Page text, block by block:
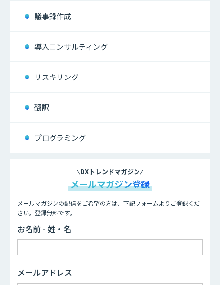
議事録作成
導入コンサルティング
リスキリング
翻訳
プログラミング
DXトレンドマガジン
メールマガジン登録
メールマガジンの配信をご希望の方は、下記フォームよりご登録くだ
さい。登録無料です。
お名前 - 姓・名
メールアドレス